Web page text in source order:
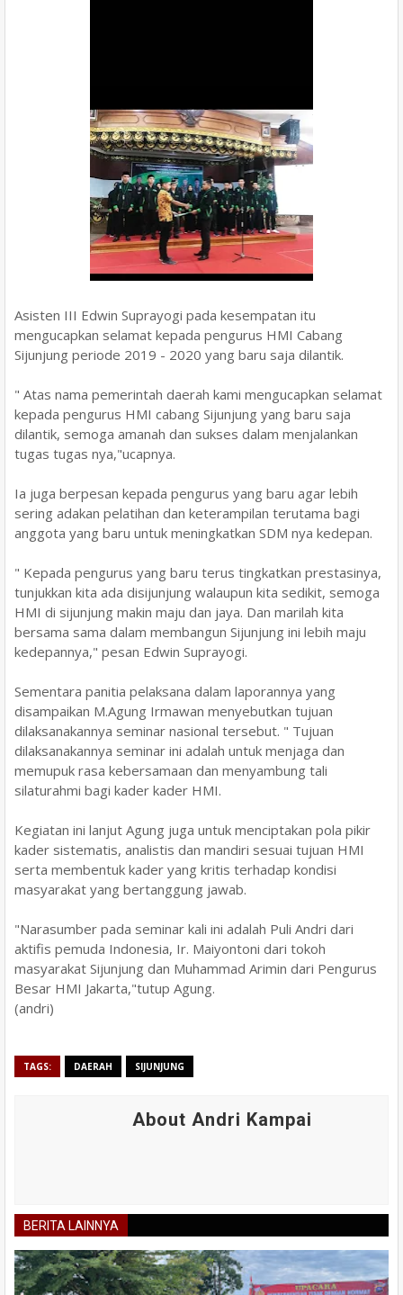
Asisten III Edwin Suprayogi pada kesempatan itu
mengucapkan selamat kepada pengurus HMI Cabang
Sijunjung periode 2019 - 2020 yang baru saja dilantik.
" Atas nama pemerintah daerah kami mengucapkan selamat
kepada pengurus HMI cabang Sijunjung yang baru saja
dilantik, semoga amanah dan sukses dalam menjalankan
tugas tugas nya,"ucapnya.
Ia juga berpesan kepada pengurus yang baru agar lebih
sering adakan pelatihan dan keterampilan terutama bagi
anggota yang baru untuk meningkatkan SDM nya kedepan.
" Kepada pengurus yang baru terus tingkatkan prestasinya,
tunjukkan kita ada disijunjung walaupun kita sedikit, semoga
HMI di sijunjung makin maju dan jaya. Dan marilah kita
bersama sama dalam membangun Sijunjung ini lebih maju
kedepannya," pesan Edwin Suprayogi.
Sementara panitia pelaksana dalam laporannya yang
disampaikan M.Agung Irmawan menyebutkan tujuan
dilaksanakannya seminar nasional tersebut. " Tujuan
dilaksanakannya seminar ini adalah untuk menjaga dan
memupuk rasa kebersamaan dan menyambung tali
silaturahmi bagi kader kader HMI.
Kegiatan ini lanjut Agung juga untuk menciptakan pola pikir
kader sistematis, analistis dan mandiri sesuai tujuan HMI
serta membentuk kader yang kritis terhadap kondisi
masyarakat yang bertanggung jawab.
"Narasumber pada seminar kali ini adalah Puli Andri dari
aktifis pemuda Indonesia, Ir. Maiyontoni dari tokoh
masyarakat Sijunjung dan Muhammad Arimin dari Pengurus
Besar HMI Jakarta,"tutup Agung.
(andri)
TAGS: DAERAH SIJUNJUNG
About Andri Kampai
BERITA LAINNYA